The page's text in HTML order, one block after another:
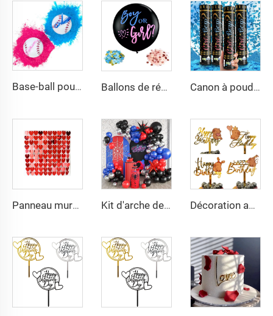
Base-ball pour révélation du sexe avec poudre rose et bleue, meilleure idée pour une fête de révélation de bébé garçon ou fille, décoration en balle explosive pour révélation du sexe Ballons de révélation du sexe noir pour garçon ou fille, ballon en latex de 36 pouces avec confettis pour décoration de fête de grossesse, anniversaire, Globos Canon à poudre biodégradable pour révélation de sexe, poppers de révélation, décorations pour baby shower, fête de bébé
Panneau mural en forme de cœur scintillant à paillettes, fond photo à effet bling, arrière-plan pour décorations d'anniversaire, mariage, fiançailles, anniversaire Kit d'arche de ballons rouge, bleu, noir, kit d'arche de ballons Spiderman, ballons rouges, bleus et noirs, décorations de fête sur le thème de Spiderman Décoration acrylique imprimée dessin animé pour gâteau d'anniversaire, toppeur de gâteau anniversaire Capybara, fournitures de fête